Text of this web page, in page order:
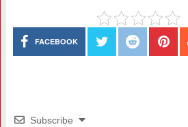
FACEBOOK
Subscribe